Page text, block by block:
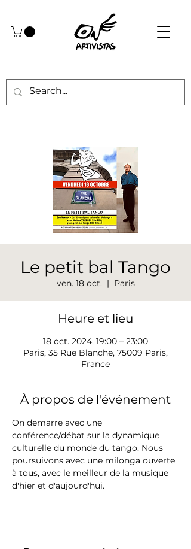
Le petit bal Tango
ven. 18 oct.
  |
Paris
Heure et lieu
18 oct. 2024, 19:00 – 23:00
Paris, 35 Rue Blanche, 75009 Paris,
France
À propos de l'événement
On demarre avec une
conférence/débat sur la dynamique
culturelle du monde du tango. Nous
poursuivons avec une milonga ouverte
à tous, avec le meilleur de la musique
d'hier et d'aujourd'hui.